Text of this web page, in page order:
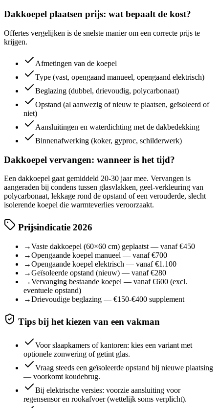
Dakkoepel plaatsen prijs: wat bepaalt de kost?
Offertes vergelijken is de snelste manier om een correcte prijs te
krijgen.
Afmetingen van de koepel
Type (vast, opengaand manueel, opengaand elektrisch)
Beglazing (dubbel, drievoudig, polycarbonaat)
Opstand (al aanwezig of nieuw te plaatsen, geïsoleerd of
niet)
Aansluitingen en waterdichting met de dakbedekking
Binnenafwerking (koker, gyproc, schilderwerk)
Dakkoepel vervangen: wanneer is het tijd?
Een dakkoepel gaat gemiddeld 20-30 jaar mee. Vervangen is
aangeraden bij condens tussen glasvlakken, geel-verkleuring van
polycarbonaat, lekkage rond de opstand of een verouderde, slecht
isolerende koepel die warmteverlies veroorzaakt.
Prijsindicatie 2026
→Vaste dakkoepel (60×60 cm) geplaatst — vanaf €450
→Opengaande koepel manueel — vanaf €700
→Opengaande koepel elektrisch — vanaf €1.100
→Geïsoleerde opstand (nieuw) — vanaf €280
→Vervanging bestaande koepel — vanaf €600 (excl.
eventuele opstand)
→Drievoudige beglazing — €150-€400 supplement
Tips bij het kiezen van een vakman
Voor slaapkamers of kantoren: kies een variant met
optionele zonwering of getint glas.
Vraag steeds een geïsoleerde opstand bij nieuwe plaatsing
— voorkomt koudebrug.
Bij elektrische versies: voorzie aansluiting voor
regensensor en rookafvoer (wettelijk soms verplicht).